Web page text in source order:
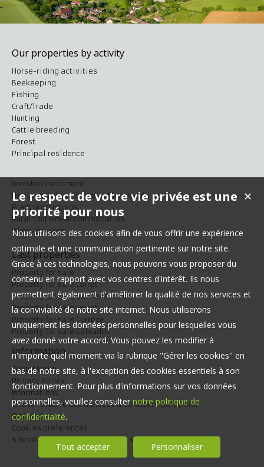
Our properties by activity
Horse-riding activities
Beekeeping
Fishing
Craft/Trade
Hunting
Cattle breeding
Forest
Principal residence
Investor/Investment
Heritage/Culture/Historic Monuments
Plant productions
Rural tourism-accommodation
Wine-growing
Last properties
Property for sale
Property for sale Loiret
Property for sale Saône-et-Loire
Property for sale Loiret
Property for sale Corrèze
Property for sale Calvados
Information
Owner login
Privacy Policy
Informations
Charte relative aux données à caractère personnel
Sitemap
Cookies preferences
Site réalisé par
✕
Le respect de votre vie privée est une
priorité pour nous
Nous utilisons des cookies afin de vous offrir une expérience
optimale et une communication pertinente sur notre site.
Grace à ces technologies, nous pouvons vous proposer du
contenu en rapport avec vos centres d'intérêt. Ils nous
permettent également d'améliorer la qualité de nos services et
la convivialité de notre site internet. Nous utiliserons
uniquement les données personnelles pour lesquelles vous
avez donné votre accord. Vous pouvez les modifier à
n'importe quel moment via la rubrique "Gérer les cookies" en
bas de notre site, à l'exception des cookies essentiels à son
fonctionnement. Pour plus d'informations sur vos données
personnelles, veuillez consulternotre politique de
confidentialité.
Tout accepter Personnaliser